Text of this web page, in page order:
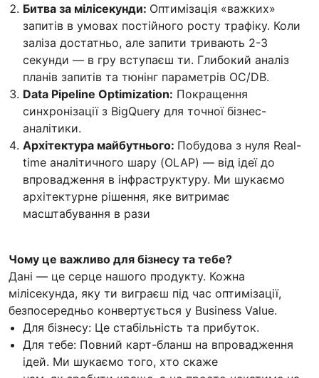
Битва за мілісекунди: Оптимізація «важких»
запитів в умовах постійного росту трафіку. Коли
заліза достатньо, але запити тривають 2-3
секунди — в гру вступаєш ти. Глибокий аналіз
планів запитів та тюнінг параметрів ОС/DB.
Data Pipeline Optimization: Покращення
синхронізації з BigQuery для точної бізнес-
аналітики.
Архітектура майбутнього: Побудова з нуля Real-
time аналітичного шару (OLAP) — від ідеї до
впровадження в інфраструктуру. Ми шукаємо
архітектурне рішення, яке витримає
масштабування в рази
Чому це важливо для бізнесу та тебе?
Дані — це серце нашого продукту. Кожна
мілісекунда, яку ти виграєш під час оптимізації,
безпосередньо конвертується у Business Value.
Для бізнесу: Це стабільність та прибуток.
Для тебе: Повний карт-бланш на впровадження
ідей. Ми шукаємо того, хто скаже